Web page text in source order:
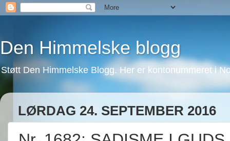
Den Himmelske blogg
Støtt Den Himmelske Blogg. Her er kontonummeret i
LØRDAG 24. SEPTEMBER 2016